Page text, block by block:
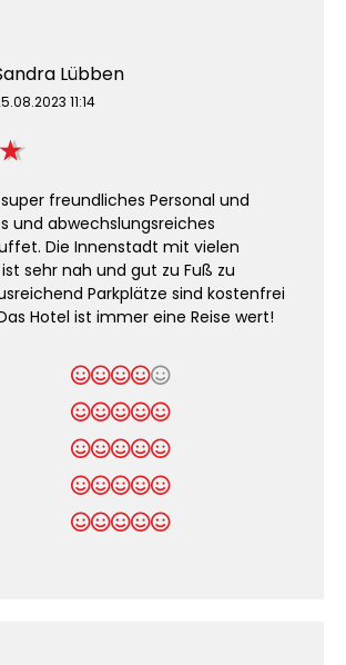
Lübben
11:14
freundliches Personal und
und abwechslungsreiches
Die Innenstadt mit vielen
sehr nah und gut zu Fuß zu
Parkplätze sind kostenfrei
Hotel ist immer eine Reise wert!